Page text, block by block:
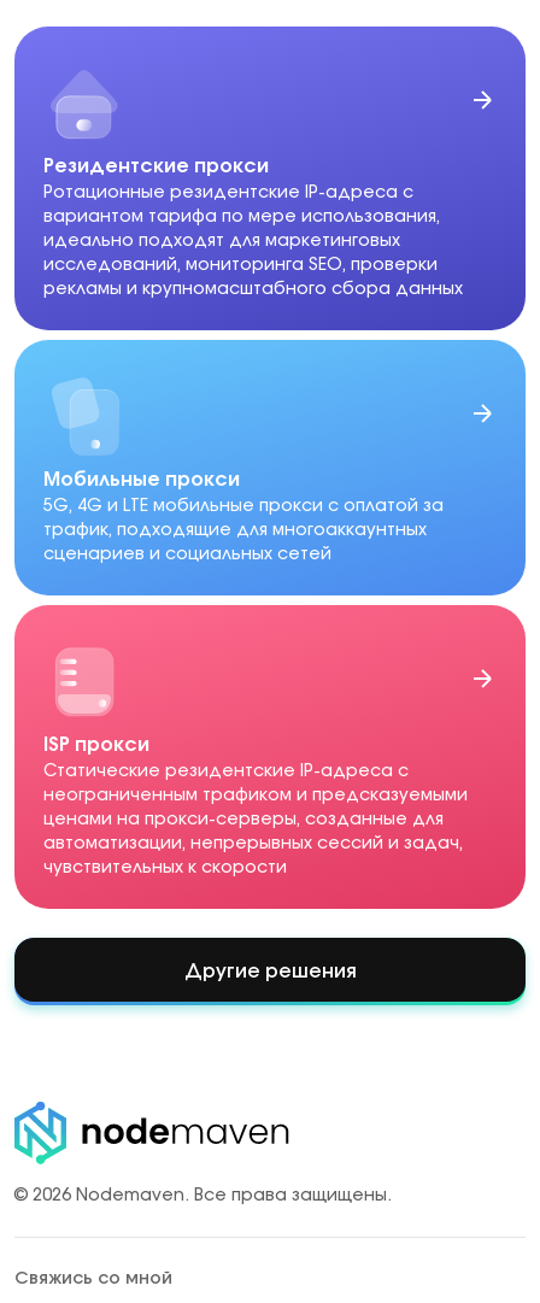
Резидентские прокси
Ротационные резидентские IP-адреса с
вариантом тарифа по мере использования,
идеально подходят для маркетинговых
исследований, мониторинга SEO, проверки
рекламы и крупномасштабного сбора данных
Мобильные прокси
5G, 4G и LTE мобильные прокси с оплатой за
трафик, подходящие для многоаккаунтных
сценариев и социальных сетей
ISP прокси
Статические резидентские IP-адреса с
неограниченным трафиком и предсказуемыми
ценами на прокси-серверы, созданные для
автоматизации, непрерывных сессий и задач,
чувствительных к скорости
Другие решения
© 2026 Nodemaven. Все права защищены.
Свяжись со мной